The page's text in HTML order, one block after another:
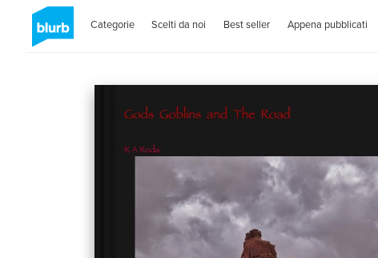
Categorie Scelti da noi Best seller Appena pubblicati